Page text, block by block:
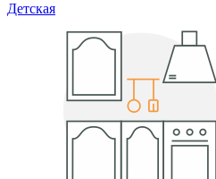
Детская